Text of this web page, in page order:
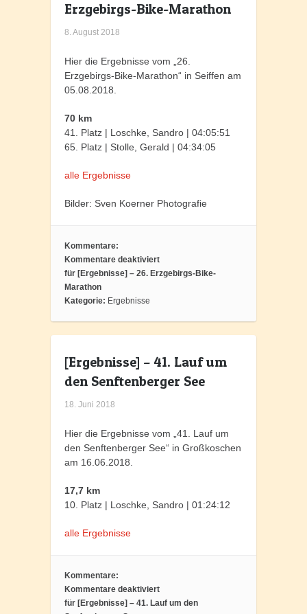
Erzgebirgs-Bike-Marathon
8. August 2018
Hier die Ergebnisse vom „26.
Erzgebirgs-Bike-Marathon“ in Seiffen am
05.08.2018.
70 km
41. Platz | Loschke, Sandro | 04:05:51
65. Platz | Stolle, Gerald | 04:34:05
alle Ergebnisse
Bilder: Sven Koerner Photografie
Kommentare:
Kommentare deaktiviert
für [Ergebnisse] – 26. Erzgebirgs-Bike-
Marathon
Kategorie: Ergebnisse
[Ergebnisse] – 41. Lauf um
den Senftenberger See
18. Juni 2018
Hier die Ergebnisse vom „41. Lauf um
den Senftenberger See“ in Großkoschen
am 16.06.2018.
17,7 km
10. Platz | Loschke, Sandro | 01:24:12
alle Ergebnisse
Kommentare:
Kommentare deaktiviert
für [Ergebnisse] – 41. Lauf um den